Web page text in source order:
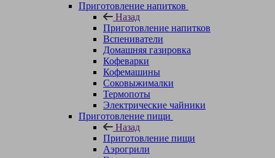
Приготовление напитков
Назад
Приготовление напитков
Вспениватели
Домашняя газировка
Кофеварки
Кофемашины
Соковыжималки
Термопоты
Электрические чайники
Приготовление пищи
Назад
Приготовление пищи
Аэрогрили